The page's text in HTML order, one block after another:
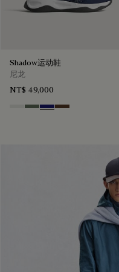
Shadow运动鞋
尼龙
NT$ 49,000
Cloud White
Leaf Green
Midnight Blue
Earth Brown